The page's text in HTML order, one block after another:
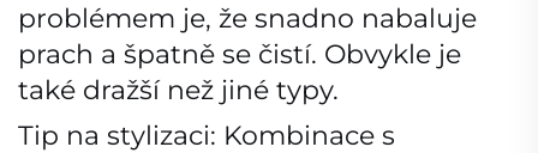
problémem je, že snadno nabaluje
prach a špatně se čistí. Obvykle je
také dražší než jiné typy.
Tip na stylizaci: Kombinace s